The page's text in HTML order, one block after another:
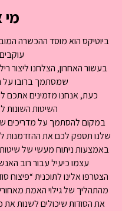
מי
בעשור האחרון, הצלחנו ליצור
שמסתמך ברובו על
כעת, אנחנו מזמינים אתכם
השיטות השונות
במקום להסתמך על מדריכים
שלנו תספק לכם את ההזדמנות
באמצעות ניתוח מעשי של שיטות
עצמו כיעיל עבור רוב
הצטרפו אלינו לתוכנית “פיצוח
מהתהליך של גילוי האמת
את הסודות שיכולים לשנות